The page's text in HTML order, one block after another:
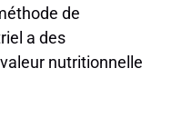
de
a des
nutritionnelle